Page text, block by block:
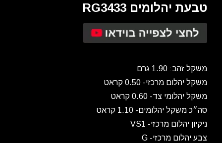
טבעת יהלומים RG3433
משקל זהב: 1.90 גרם
משקל יהלום מרכזי- 0.50 קראט
משקל יהלומי צד- 0.60 קראט
סה״כ משקל יהלומים- 1.10 קראט
ניקיון יהלום מרכזי- VS1
צבע יהלום מרכזי- G